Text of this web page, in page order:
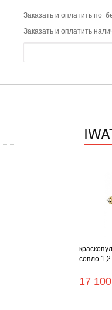
Заказать и оплатить по
Заказать и оплатить
сопло
17 100